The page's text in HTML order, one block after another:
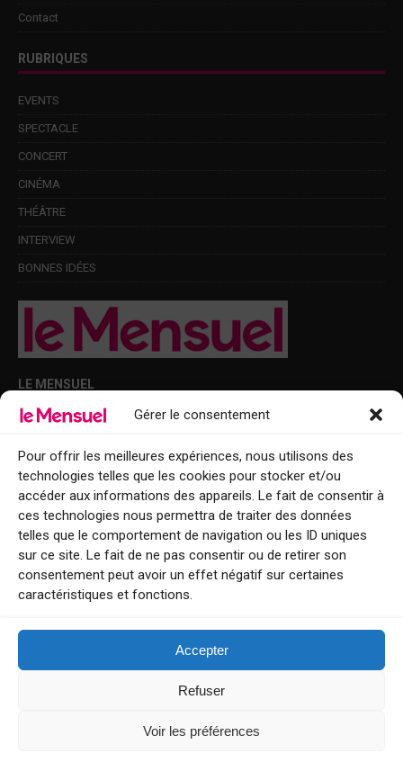
Gérer le consentement
Pour offrir les meilleures expériences, nous utilisons des
technologies telles que les cookies pour stocker et/ou
accéder aux informations des appareils. Le fait de consentir à
ces technologies nous permettra de traiter des données
telles que le comportement de navigation ou les ID uniques
sur ce site. Le fait de ne pas consentir ou de retirer son
consentement peut avoir un effet négatif sur certaines
caractéristiques et fonctions.
Accepter
Refuser
Voir les préférences
Contact
RUBRIQUES
EVENTS
SPECTACLE
CONCERT
CINÉMA
THÉÂTRE
INTERVIEW
BONNES IDÉES
LE MENSUEL
Points de diffusion Var et Alpes-Maritimes : oû trouver Le Mensuel ?
Le Mensuel en PDF : consultez le magazine en ligne
Qui sommes-nous ?
BFM Top Sorties
EVENT
Tourisme week-end : envie de vous évader le temps d’un week-end ou
Explorez nos bonnes adresses
Contact